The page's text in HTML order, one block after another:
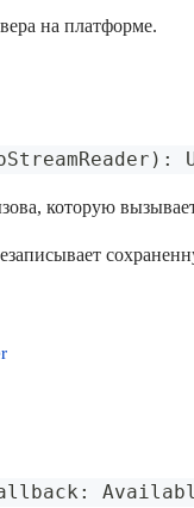
на платформе.
) :
которую
: